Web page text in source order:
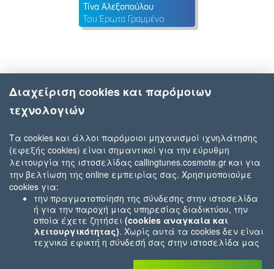
Τίνα Αλεξοπούλου
Του Έρωτα Γραμμένο
Διαχείριση cookies και παρόμοιων
τεχνολογιών
Τα cookies και άλλοι παρόμοιοι μηχανισμοί ιχνηλάτησης
(εφεξής cookies) είναι σημαντικοί για την εύρυθμη
λειτουργία της ιστοσελίδας callingtunes.cosmote.gr και για
την βελτίωση της online εμπειρίας σας. Χρησιμοποιούμε
cookies για:
την πραγματοποίηση της σύνδεσης στην ιστοσελίδα
ή για την παροχή μιας υπηρεσίας διαδικτύου, την
οποία έχετε ζητήσει (cookies αναγκαία και
λειτουργικότητας). Χωρίς αυτά τα cookies δεν είναι
τεχνικά εφικτή η σύνδεσή σας στην ιστοσελίδα μας
που εσείς μας ζητήσατε (π.χ.cookies που αφορούν